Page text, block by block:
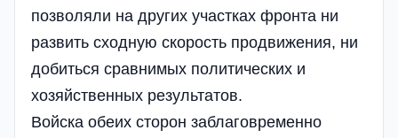
позволяли на других участках фронта ни
развить сходную скорость продвижения, ни
добиться сравнимых политических и
хозяйственных результатов.
Войска обеих сторон заблаговременно